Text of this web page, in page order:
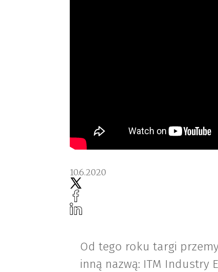
10.6.2020
Od tego roku targi
inną nazwą: ITM Industry